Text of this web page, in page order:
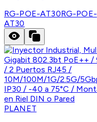
RG-POE-AT30RG-POE-
AT30
PLANET